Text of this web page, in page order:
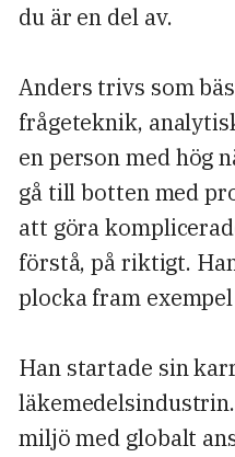
du är en del av.
Anders trivs som
frågeteknik,
en person med hög
gå till botten med
att göra
förstå, på riktigt.
plocka fram
Han startade sin
miljö med globalt